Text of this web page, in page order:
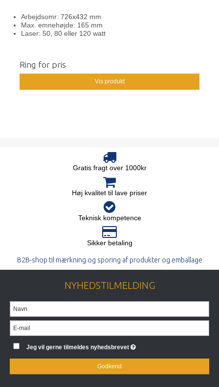
Arbejdsomr: 726x432 mm
Max. emnehøjde: 165 mm
Laser: 50, 80 eller 120 watt
Ring for pris
Vis produkt
Gratis fragt over 1000kr
Høj kvalitet til lave priser
Teknisk kompetence
Sikker betaling
B2B-shop til mærkning og sporing af produkter og emballage
NYHEDSTILMELDING
Jeg vil gerne tilmeldes nyhedsbrevet
Godkend